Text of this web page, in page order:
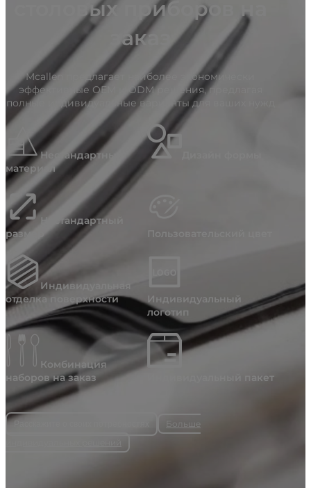
столовых приборов на
заказ
Mcallen предлагает наиболее экономически
эффективные OEM и ODM решения, предлагая
полные индивидуальные варианты для ваших нужд
Нестандартный
материал
Нестандартный
размер
Индивидуальная
отделка поверхности
Индивидуальный
логотип
Комбинация
наборов на заказ
Индивидуальный пакет
Расскажите о своих потребностях
Больше